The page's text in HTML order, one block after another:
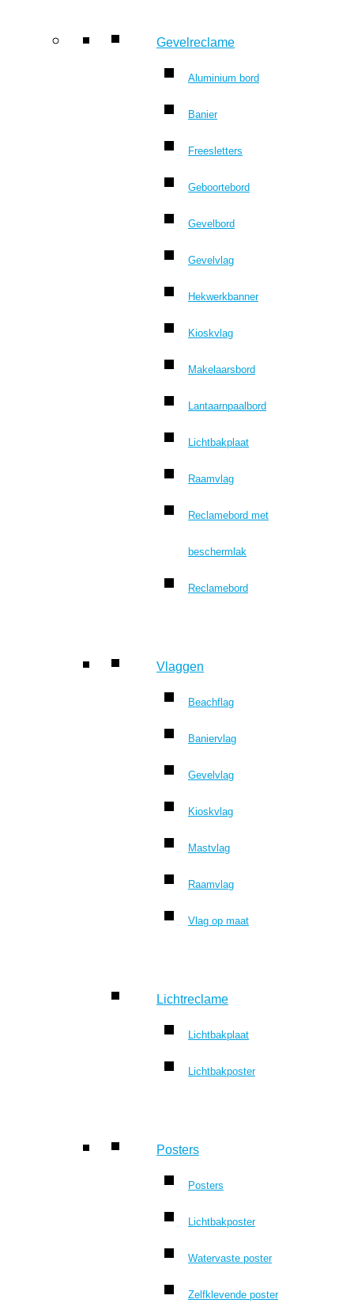
Gevelreclame
Aluminium bord
Banier
Freesletters
Geboortebord
Gevelbord
Gevelvlag
Hekwerkbanner
Kioskvlag
Makelaarsbord
Lantaarnpaalbord
Lichtbakplaat
Raamvlag
Reclamebord met
beschermlak
Reclamebord
Vlaggen
Beachflag
Baniervlag
Gevelvlag
Kioskvlag
Mastvlag
Raamvlag
Vlag op maat
Lichtreclame
Lichtbakplaat
Lichtbakposter
Posters
Posters
Lichtbakposter
Watervaste poster
Zelfklevende poster